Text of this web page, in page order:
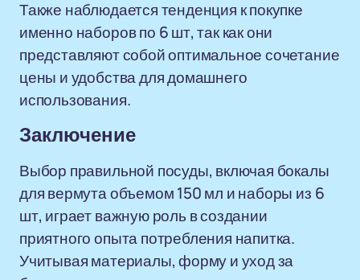
Также наблюдается тенденция к покупке
именно наборов по 6 шт, так как они
представляют собой оптимальное сочетание
цены и удобства для домашнего
использования.
Заключение
Выбор правильной посуды, включая бокалы
для вермута объемом 150 мл и наборы из 6
шт, играет важную роль в создании
приятного опыта потребления напитка.
Учитывая материалы, форму и уход за